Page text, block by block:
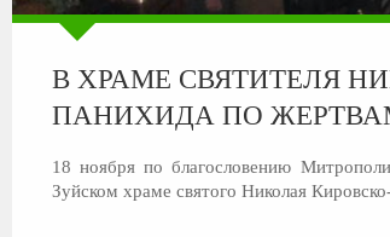
В ХРАМЕ СВЯТИТЕЛЯ
ПАНИХИДА ПО
18 ноября по благословению
Зуйском храме святого Николая